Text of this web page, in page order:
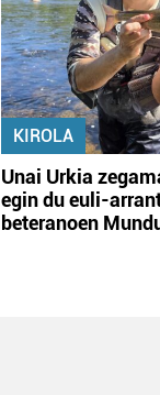
KIROLA
Unai Urkia
egin du euli-
beteranoen